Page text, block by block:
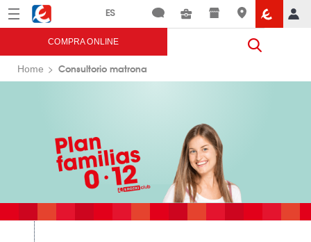
Menú Eroski
COMPRA ONLINE
Home Consultorio matrona